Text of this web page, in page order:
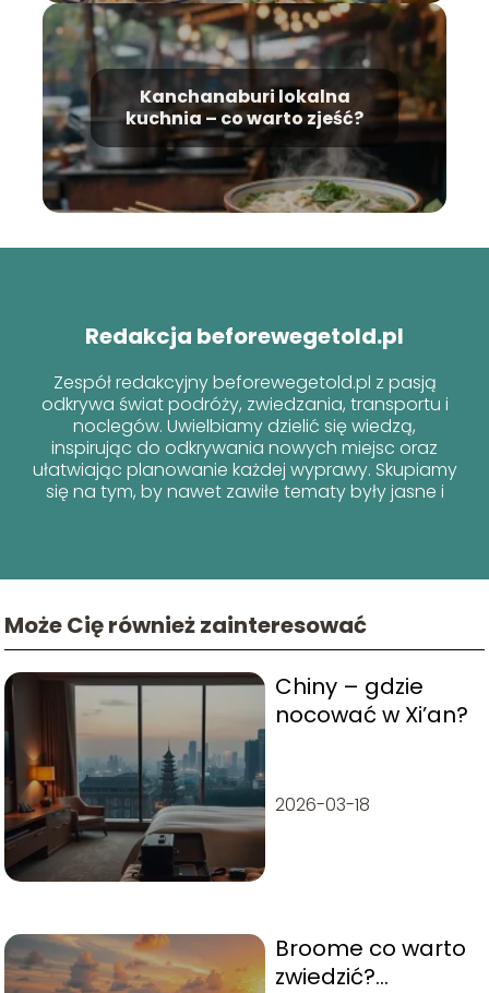
Kanchanaburi lokalna
kuchnia – co warto zjeść?
Redakcja beforewegetold.pl
Zespół redakcyjny beforewegetold.pl z pasją
odkrywa świat podróży, zwiedzania, transportu i
noclegów. Uwielbiamy dzielić się wiedzą,
inspirując do odkrywania nowych miejsc oraz
ułatwiając planowanie każdej wyprawy. Skupiamy
się na tym, by nawet zawiłe tematy były jasne i
Może Cię również zainteresować
Chiny – gdzie
nocować w Xi’an?
2026-03-18
Broome co warto
zwiedzić?